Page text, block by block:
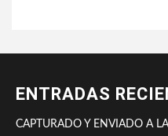
ENTRADAS
CAPTURADO Y ENVIADO A